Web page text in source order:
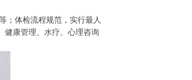
体检流程规范，实行最人
健康管理、水疗、心理咨询